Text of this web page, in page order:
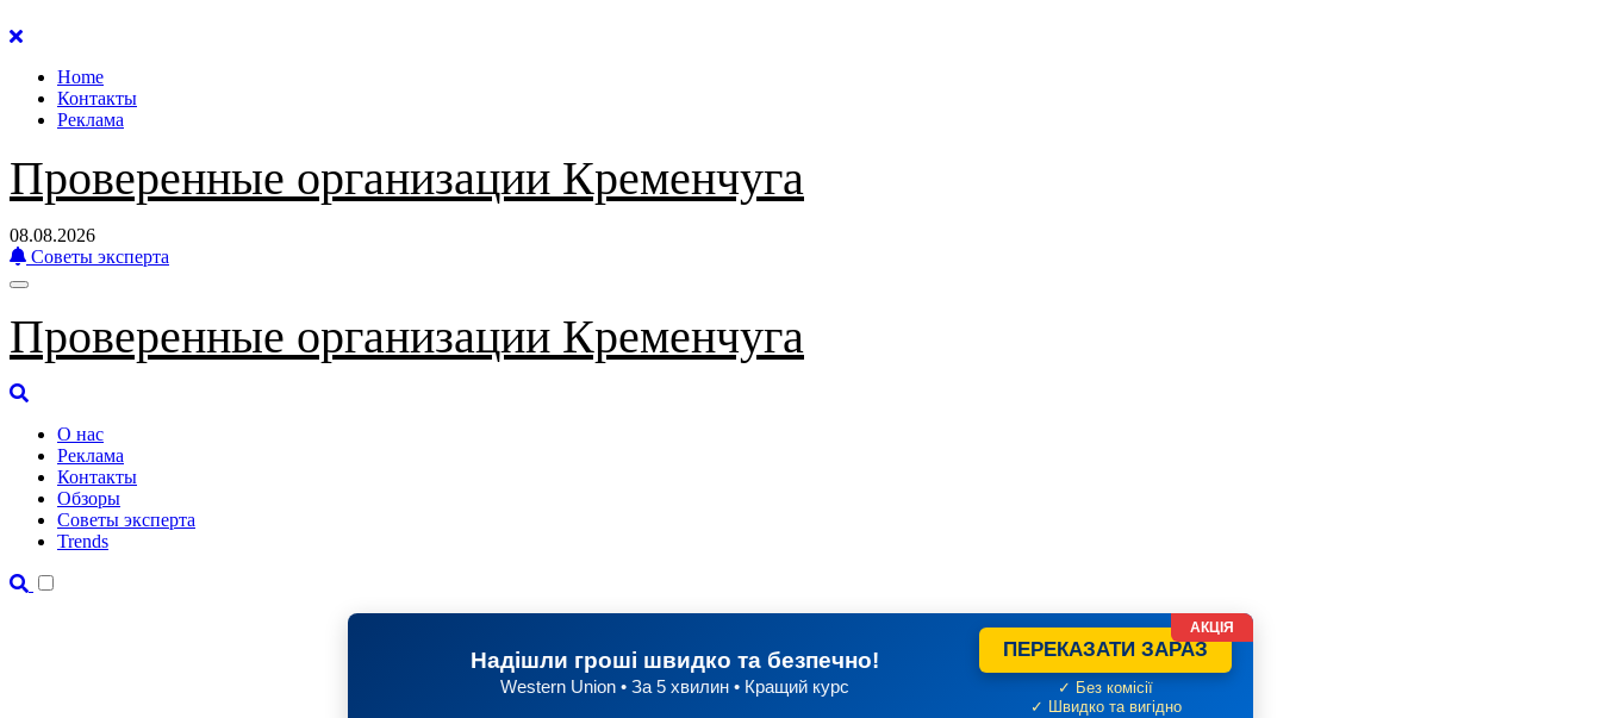
Перейти
содержанию
Home
Контакты
Реклама
Проверенные организации Кременчуга
08.08.2026
Советы эксперта
Проверенные организации Кременчуга
О нас
Реклама
Контакты
Обзоры
Советы эксперта
Trends
Надішли гроші швидко та безпечно!
Western Union • За 5 хвилин • Кращий курс
ПЕРЕКАЗАТИ ЗАРАЗ
✓ Без комісії
✓ Швидко та вигідно
АКЦІЯ